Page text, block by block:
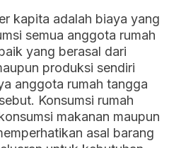
kapita adalah biaya yang
semua anggota rumah
yang berasal dari
produksi sendiri
anggota rumah tangga
Konsumsi rumah
makanan maupun
asal barang